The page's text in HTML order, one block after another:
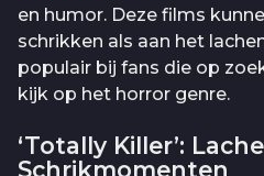
en humor. Deze films
schrikken als aan het
populair bij fans die op
kijk op het horror genre.
‘Totally Killer’:
Schrikmomenten